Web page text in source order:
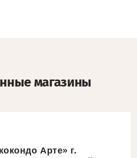
магазины
Арте» г.